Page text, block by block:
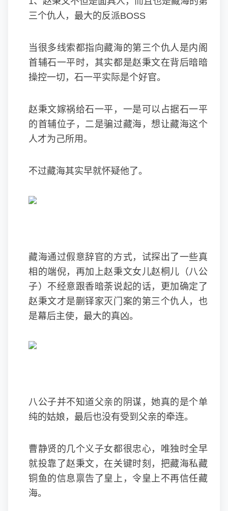
三个仇人，最大的反派BOSS
当很多线索都指向藏海的第三个仇人是内阁
首辅石一平时，其实都是赵秉文在背后暗暗
操控一切，石一平实际是个好官。
赵秉文嫁祸给石一平，一是可以占据石一平
的首辅位子，二是骗过藏海，想让藏海这个
人才为己所用。
不过藏海其实早就怀疑他了。
藏海通过假意辞官的方式，试探出了一些真
相的端倪，再加上赵秉文女儿赵桐儿（八公
子）不经意跟香暗荼说起的话，更加确定了
赵秉文才是蒯铎家灭门案的第三个仇人，也
是幕后主使，最大的真凶。
八公子并不知道父亲的阴谋，她真的是个单
纯的姑娘，最后也没有受到父亲的牵连。
曹静贤的几个义子女都很忠心，唯独时全早
就投靠了赵秉文，在关键时刻，把藏海私藏
铜鱼的信息禀告了皇上，令皇上不再信任藏
海。